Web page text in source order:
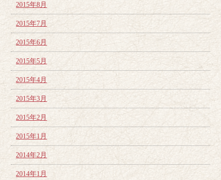
2015年8月
2015年7月
2015年6月
2015年5月
2015年4月
2015年3月
2015年2月
2015年1月
2014年2月
2014年1月